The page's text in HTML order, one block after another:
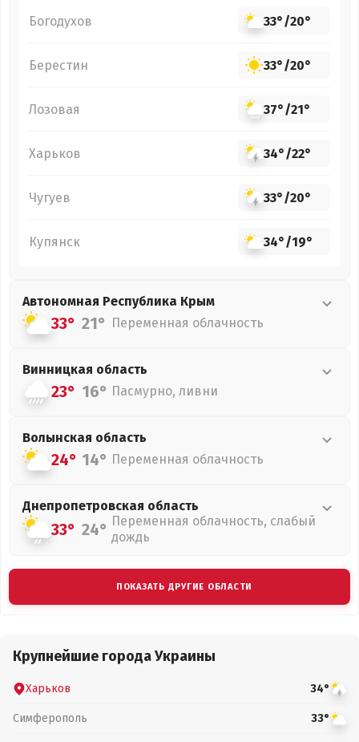
Богодухов 33°/20°
Берестин 33°/20°
Лозовая 37°/21°
Харьков 34°/22°
Чугуев 33°/20°
Купянск 34°/19°
Автономная Республика Крым
33° 21° Переменная облачность
Винницкая область
23° 16° Пасмурно, ливни
Волынская область
24° 14° Переменная облачность
Днепропетровская область
33° 24° Переменная облачность, слабый
дождь
ПОКАЗАТЬ ДРУГИЕ ОБЛАСТИ
Крупнейшие города Украины
Харьков 34°
Симферополь 33°